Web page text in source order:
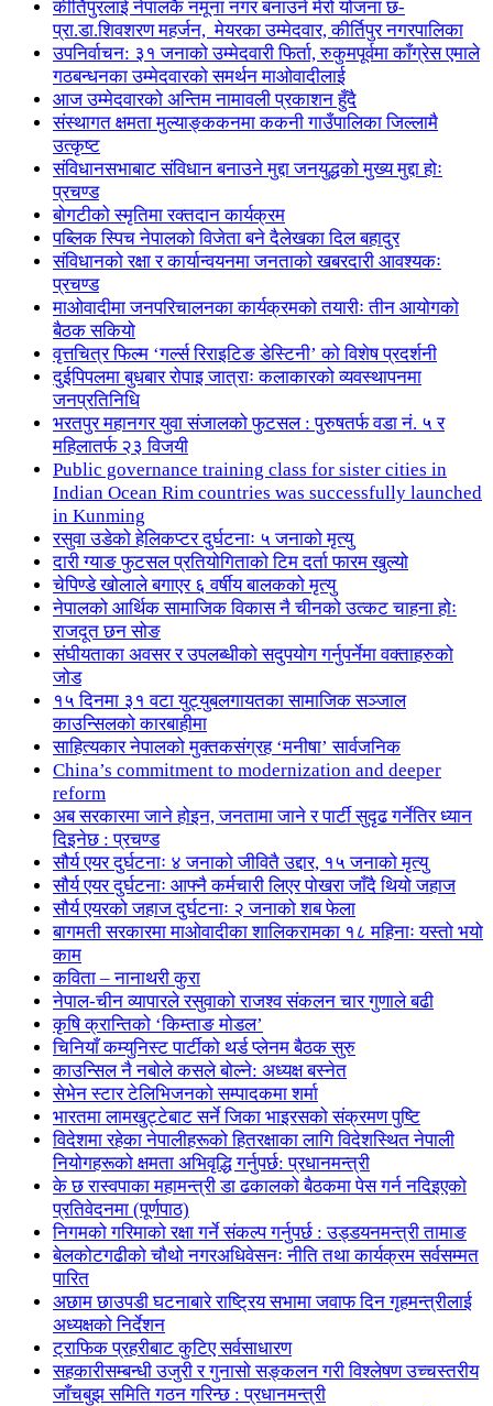
कीर्तिपुरलाई नेपालकै नमूना नगर बनाउने मेरो योजना छ-
प्रा.डा.शिवशरण महर्जन, मेयरका उम्मेदवार, कीर्तिपुर नगरपालिका
उपनिर्वाचन: ३१ जनाको उम्मेदवारी फिर्ता, रुकुमपूर्वमा काँग्रेस एमाले
गठबन्धनका उम्मेदवारको समर्थन माओवादीलाई
आज उम्मेदवारको अन्तिम नामावली प्रकाशन हुँदै
संस्थागत क्षमता मुल्याङ्ककनमा ककनी गाउँपालिका जिल्लामै
उत्कृष्ट
संविधानसभाबाट संविधान बनाउने मुद्दा जनयुद्धको मुख्य मुद्दा होः
प्रचण्ड
बोगटीको स्मृतिमा रक्तदान कार्यक्रम
पब्लिक स्पिच नेपालको विजेता बने दैलेखका दिल बहादुर
संविधानको रक्षा र कार्यान्वयनमा जनताको खबरदारी आवश्यकः
प्रचण्ड
माओवादीमा जनपरिचालनका कार्यक्रमको तयारीः तीन आयोगको
बैठक सकियो
वृत्तचित्र फिल्म ‘गर्ल्स रिराइटिङ डेस्टिनी’ को विशेष प्रदर्शनी
दुईपिपलमा बुधबार रोपाइ जात्राः कलाकारको व्यवस्थापनमा
जनप्रतिनिधि
भरतपुर महानगर युवा संजालको फुटसल : पुरुषतर्फ वडा नं. ५ र
महिलातर्फ २३ विजयी
Public governance training class for sister cities in
Indian Ocean Rim countries was successfully launched
in Kunming
रसुवा उडेको हेलिकप्टर दुर्घटनाः ५ जनाको मृत्यु
दारी ग्याङ फुटसल प्रतियोगिताको टिम दर्ता फारम खुल्यो
चेपिण्डे खोलाले बगाएर ६ वर्षीय बालकको मृत्यु
नेपालको आर्थिक सामाजिक विकास नै चीनको उत्कट चाहना होः
राजदूत छन सोङ
संघीयताका अवसर र उपलब्धीको सदुपयोग गर्नुपर्नेमा वक्ताहरुको
जोड
१५ दिनमा ३१ वटा युट्युबलगायतका सामाजिक सञ्जाल
काउन्सिलको कारबाहीमा
साहित्यकार नेपालको मुक्तकसंग्रह ‘मनीषा’ सार्वजनिक
China’s commitment to modernization and deeper
reform
अब सरकारमा जाने होइन, जनतामा जाने र पार्टी सुदृढ गर्नेतिर ध्यान
दिइनेछ : प्रचण्ड
सौर्य एयर दुर्घटनाः ४ जनाको जीवितै उद्दार, १५ जनाको मृत्यु
सौर्य एयर दुर्घटनाः आफ्नै कर्मचारी लिएर पोखरा जाँदै थियो जहाज
सौर्य एयरको जहाज दुर्घटनाः २ जनाको शब फेला
बागमती सरकारमा माओवादीका शालिकरामका १८ महिनाः यस्तो भयो
काम
कविता – नानाथरी कुरा
नेपाल-चीन व्यापारले रसुवाको राजश्व संकलन चार गुणाले बढी
कृषि क्रान्तिको ‘किम्ताङ मोडल’
चिनियाँ कम्युनिस्ट पार्टीको थर्ड प्लेनम बैठक सुरु
काउन्सिल नै नबोले कसले बोल्ने: अध्यक्ष बस्नेत
सेभेन स्टार टेलिभिजनको सम्पादकमा शर्मा
भारतमा लामखुट्टेबाट सर्ने जिका भाइरसको संक्रमण पुष्टि
विदेशमा रहेका नेपालीहरूको हितरक्षाका लागि विदेशस्थित नेपाली
नियोगहरूको क्षमता अभिवृद्धि गर्नुपर्छ: प्रधानमन्त्री
के छ रास्वपाका महामन्त्री डा ढकालको बैठकमा पेस गर्न नदिइएको
प्रतिवेदनमा (पूर्णपाठ)
निगमको गरिमाको रक्षा गर्ने संकल्प गर्नुपर्छ : उड्डयनमन्त्री तामाङ
बेलकोटगढीको चौथो नगरअधिवेसनः नीति तथा कार्यक्रम सर्वसम्मत
पारित
अछाम छाउपडी घटनाबारे राष्ट्रिय सभामा जवाफ दिन गृहमन्त्रीलाई
अध्यक्षको निर्देशन
ट्राफिक प्रहरीबाट कुटिए सर्वसाधारण
सहकारीसम्बन्धी उजुरी र गुनासो सङ्कलन गरी विश्लेषण उच्चस्तरीय
जाँचबुझ समिति गठन गरिन्छ : प्रधानमन्त्री